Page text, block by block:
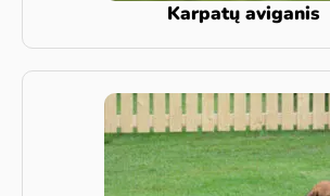
Karpatų aviganis